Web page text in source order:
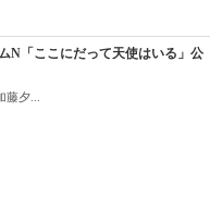
N「ここにだって天使はいる」公
夕...